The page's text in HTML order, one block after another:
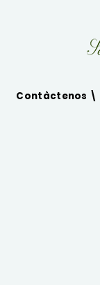
Contàctenos \